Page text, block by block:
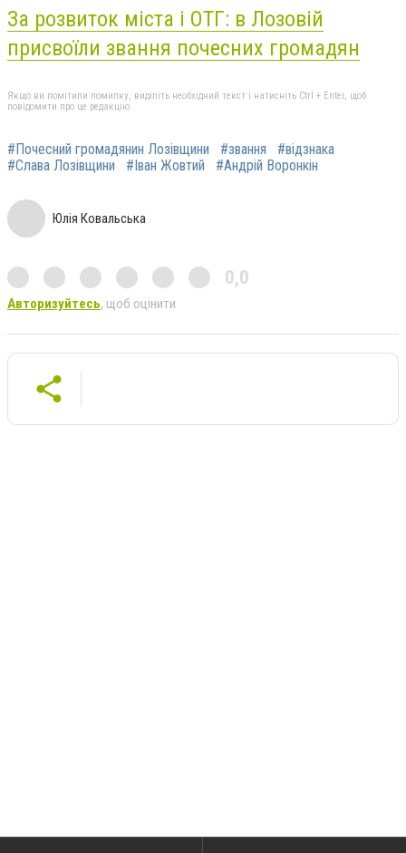
За розвиток міста і ОТГ: в Лозовій
присвоїли звання почесних громадян
Якщо ви помітили помилку, виділіть необхідний текст і натисніть Ctrl + Enter, щоб
повідомити про це редакцію
#Почесний громадянин Лозівщини #звання
#відзнака
#Слава Лозівщини
#Іван Жовтий #Андрій Воронкін
Юлія Ковальська
0,0
Авторизуйтесь, щоб оцінити